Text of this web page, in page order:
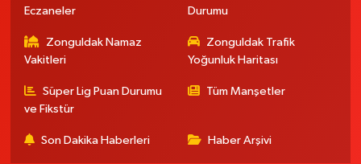
Eczaneler
Durumu
Zonguldak Namaz
Vakitleri
Zonguldak Trafik
Yoğunluk Haritası
Süper Lig Puan Durumu
ve Fikstür
Tüm Manşetler
Son Dakika Haberleri Haber Arşivi